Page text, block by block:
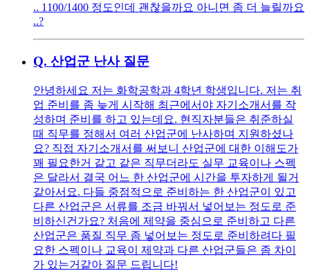
.. 1100/1400 정도인데 괜찮을까요 아니면 좀 더 늘릴까요
..?
Q. 산업군 난사 질문
안녕하세요 저는 화학공학과 4학년 학생입니다. 저는 취
업 준비를 좀 늦게 시작해 최근에서야 자기소개서를 작
성하며 준비를 하고 있는데요. 현직자분들은 취준하실
때 직무를 정해서 여러 산업군에 난사하며 지원하셨나
요? 직접 자기소개서를 써보니 산업군에 대한 이해도가
꽤 필요한거 같고 같은 직무더라도 실무 교육이나 스펙
은 달라서 결국 어느 한 산업군에 시간을 투자하게 될거
같아서요. 다들 중점적으로 준비하는 한 산업군이 있고
다른 산업군은 서류를 조금 바꿔서 넣어보는 정도로 준
비하신건가요? 처음에 제약을 중심으로 준비하고 다른
산업군은 품질 직무 좀 넣어보는 정도로 준비하려다 필
요한 스펙이나 교육이 제약과 다른 산업군들은 좀 차이
가 있는거같아 질문 드립니다!